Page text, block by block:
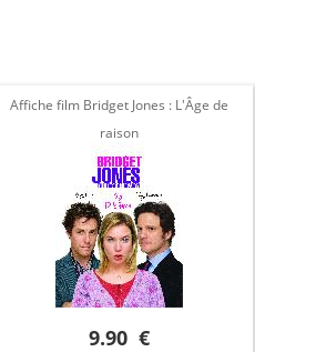
Affiche film Bridget Jones : L'Âge de
raison
9.90 €